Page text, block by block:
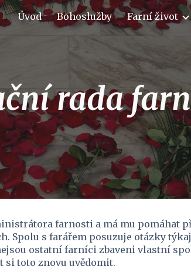
Skip to
Úvod Bohoslužby Farní život
rada
farnosti a má mu pomáhat
Spolu s farářem posuzuje otázky
ostatní farníci zbaveni vlastní
si toto znovu uvědomit.